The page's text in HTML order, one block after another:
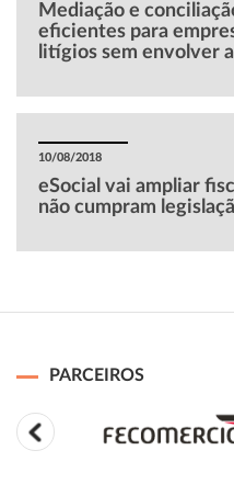
Mediação e
eficientes para
litígios sem envolver
10/08/2018
eSocial vai ampliar
não cumpram
PARCEIROS